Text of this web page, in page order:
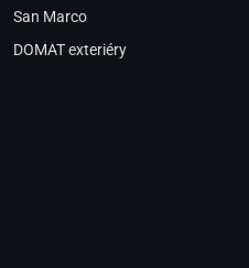
San Marco
DOMAT exteriéry